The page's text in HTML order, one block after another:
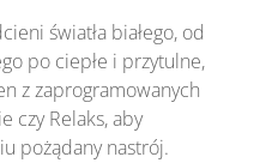
światła białego, od
po ciepłe i przytulne,
z zaprogramowanych
czy Relaks, aby
pożądany nastrój.